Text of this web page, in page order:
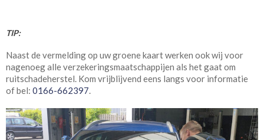
TIP:
Naast de vermelding op uw groene kaart werken ook wij voor
nagenoeg alle verzekeringsmaatschappijen als het gaat om
ruitschadeherstel. Kom vrijblijvend eens langs voor informatie
of bel: 0166-662397.